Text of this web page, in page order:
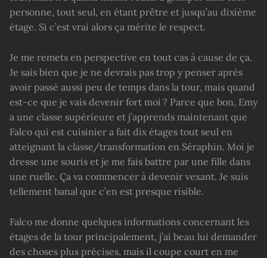
personne, tout seul, en étant prêtre et jusqu’au dixième
étage. Si c’est vrai alors ça mérite le respect.
Je me remets en perspective en tout cas à cause de ça.
Je sais bien que je ne devrais pas trop y penser après
avoir passé aussi peu de temps dans la tour, mais quand
est-ce que je vais devenir fort moi ? Parce que bon, Emy
a une classe supérieure et j’apprends maintenant que
Falco qui est cuisinier a fait dix étages tout seul en
atteignant la classe/transformation en Séraphin. Moi je
dresse une souris et je me fais battre par une fille dans
une ruelle. Ça va commencer à devenir vexant. Je suis
tellement banal que c’en est presque risible.
Falco me donne quelques informations concernant les
étages de la tour principalement, j’ai beau lui demander
des choses plus précises, mais il coupe court en me